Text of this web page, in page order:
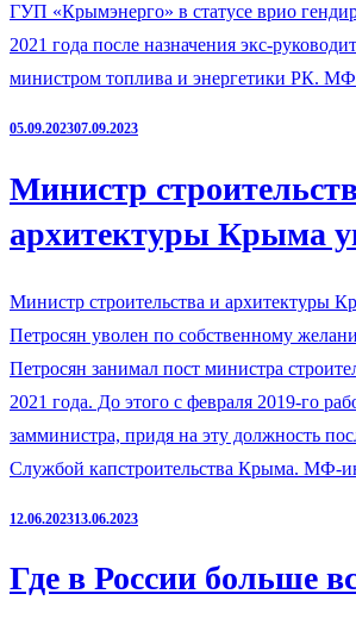
ГУП «Крымэнерго» в статусе врио
2021 года после назначения экс-
министром топлива и энергетики РК.
05.09.202307.09.2023
Министр
архитектуры Крыма
Министр строительства и архитектуры
Петросян уволен по собственному
Петросян занимал пост министра
2021 года. До этого с февраля 2019-го
замминистра, придя на эту должность
Службой капстроительства Крыма. МФ-
12.06.202313.06.2023
Где в России больше